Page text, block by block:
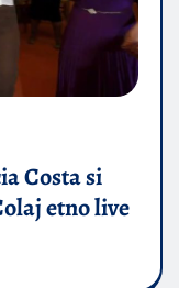
Costa si
etno live